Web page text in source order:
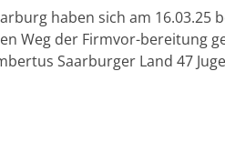
haben sich am 16.03.25
Weg der Firmvor-bereitung
Saarburger Land 47